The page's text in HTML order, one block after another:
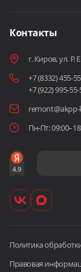
Контакты
г. Киров, ул. Р.
+7 (8332) 455-
+7 (922) 995-
Пн-Пт:
Политика
Правовая